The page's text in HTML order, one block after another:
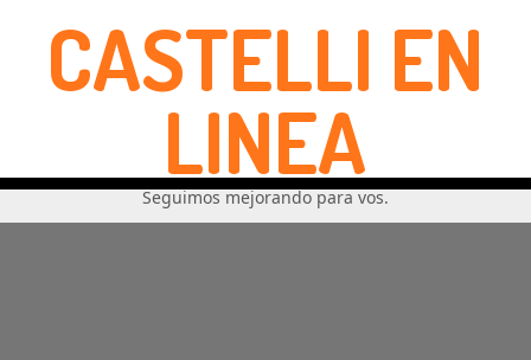
CASTELLI EN
LINEA
Seguimos mejorando para vos.